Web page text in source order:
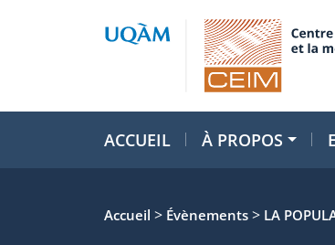
ACCUEIL À PROPOS
Accueil > Évènements > LA